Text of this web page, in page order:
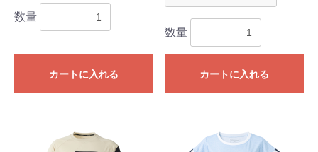
数量
カートに入れる
数量
カートに入れる